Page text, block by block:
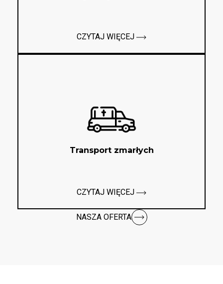
CZYTAJ WIĘCEJ
Transport zmarłych
CZYTAJ WIĘCEJ
NASZA OFERTA